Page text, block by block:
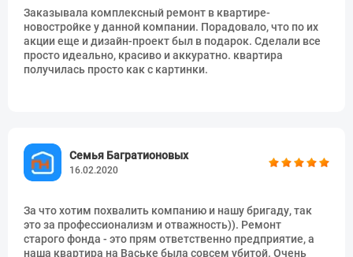
шпатлёвка 2 слоя,
ошкуривание, грунтовка 3 слоя
и покраска)
Отделка откосов дверного
проема (комплекс: ГКЛ,
1656 руб.
(комплекс: штукатурка,
шпатлёвка 2 слоя,
ошкуривание, грунтовка 3 слоя
Отделка откосов окна
(комплекс: ГКЛ, шпатлёвка 2
слоя, ошкуривание, грунтовка 2
2392 руб.
Заказывала комплексный ремонт в квартире-
новостройке у данной компании. Порадовало, что по их
акции еще и дизайн-проект был в подарок. Сделали все
просто идеально, красиво и аккуратно. квартира
получилась просто как с картинки.
Семья Багратионовых
16.02.2020
За что хотим похвалить компанию и нашу бригаду, так
это за профессионализм и отважность)). Ремонт
старого фонда - это прям ответственно предприятие, а
наша квартира на Ваське была совсем убитой. Очень